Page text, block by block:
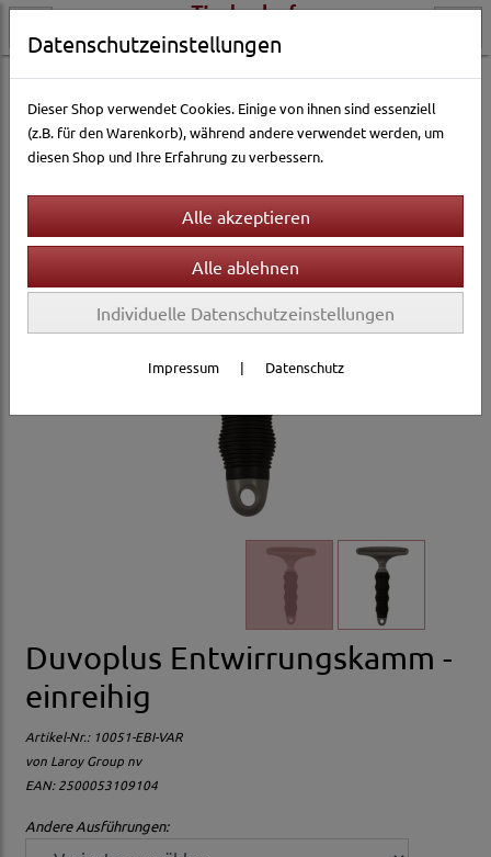
Hundewelt Pflege & Gesundheit Fellpflege Fellkämme
Duvoplus Entwirrungskamm -
einreihig
Artikel-Nr.: 10051-EBI-VAR
von Laroy Group nv
EAN: 2500053109104
Andere Ausführungen:
Datenschutzeinstellungen
Dieser Shop verwendet Cookies. Einige von ihnen sind essenziell
(z.B. für den Warenkorb), während andere verwendet werden, um
diesen Shop und Ihre Erfahrung zu verbessern.
Individuelle Datenschutzeinstellungen
Impressum | Datenschutz